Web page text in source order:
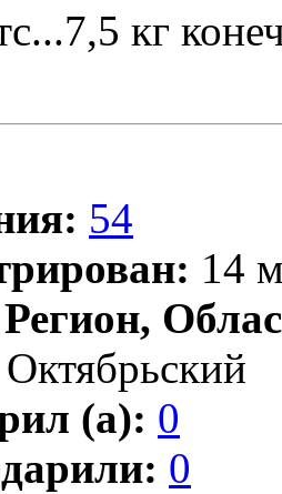
кг
54
14
Октябрьский
(а): 0
0